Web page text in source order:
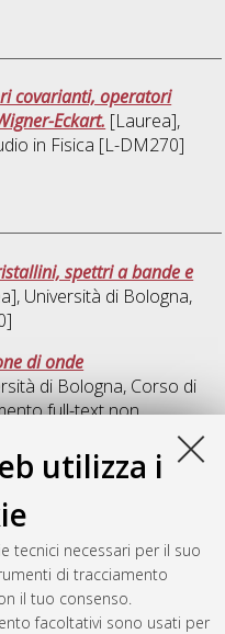
utilizza i
tecnici necessari per il suo
di tracciamento
il tuo consenso.
facoltativi sono usati per
covarianti, operatori
Eckart. [Laurea],
in Fisica [L-DM270]
spettri a bande e
Università di Bologna,
di onde
di Bologna, Corso di
full-text non
negli atomi
Università di Bologna,